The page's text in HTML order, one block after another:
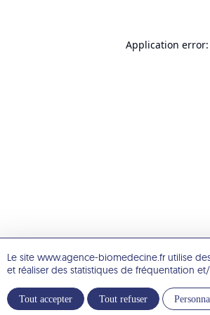
Le site www.agence-biomedecine.fr utilise
et réaliser des statistiques de fréquentation
Tout accepter Tout refuser
Application